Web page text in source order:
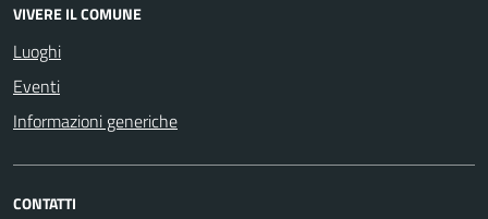
VIVERE IL COMUNE
Luoghi
Eventi
Informazioni generiche
CONTATTI